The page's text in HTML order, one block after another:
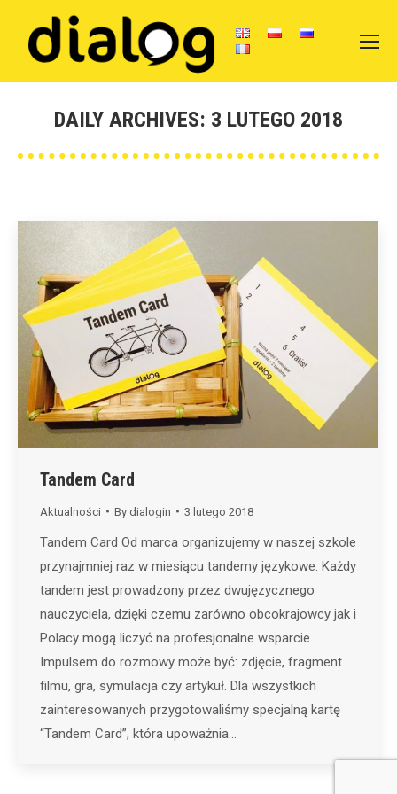
DAILY ARCHIVES: 3 LUTEGO 2018
Tandem Card
Aktualności By dialogin 3 lutego 2018
Tandem Card Od marca organizujemy w naszej szkole
przynajmniej raz w miesiącu tandemy językowe. Każdy
tandem jest prowadzony przez dwujęzycznego
nauczyciela, dzięki czemu zarówno obcokrajowcy jak i
Polacy mogą liczyć na profesjonalne wsparcie.
Impulsem do rozmowy może być: zdjęcie, fragment
filmu, gra, symulacja czy artykuł. Dla wszystkich
zainteresowanych przygotowaliśmy specjalną kartę
“Tandem Card”, która upoważnia…